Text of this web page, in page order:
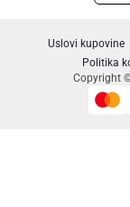
Uslovi kupovine
Politika
Copyright